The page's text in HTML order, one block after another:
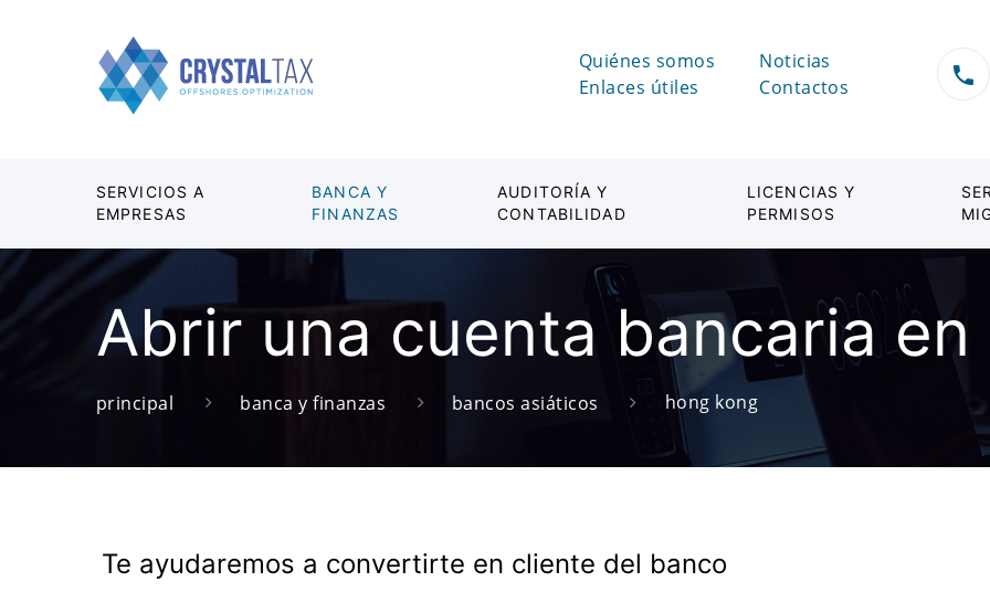
Quiénes somos
Enlaces útiles
Noticias
Contactos
SERVICIOS A
EMPRESAS
BANCA Y
FINANZAS
AUDITORÍA Y
CONTABILIDAD
LICENCIAS Y
PERMISOS
Abrir una cuenta bancaria en
principal banca y finanzas bancos asiáticos hong kong
Te ayudaremos a convertirte en cliente del banco